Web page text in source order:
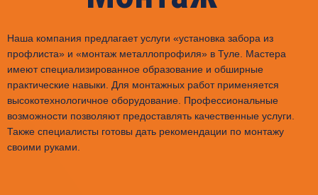
Наша компания предлагает услуги «установка забора из
профлиста» и «монтаж металлопрофиля» в Туле. Мастера
имеют специализированное образование и обширные
практические навыки. Для монтажных работ применяется
высокотехнологичное оборудование. Профессиональные
возможности позволяют предоставлять качественные услуги.
Также специалисты готовы дать рекомендации по монтажу
своими руками.